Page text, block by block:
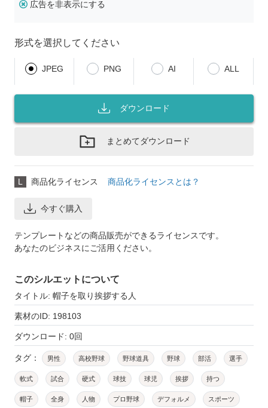
広告を非表示にする
形式を選択してください
JPEG PNG AI ALL
ダウンロード
まとめてダウンロード
L 商品化ライセンス 商品化ライセンスとは？
今すぐ購入
テンプレートなどの商品販売ができるライセンスです。
あなたのビジネスにご活用ください。
このシルエットについて
タイトル: 帽子を取り挨拶する人
素材のID: 198103
ダウンロード: 0回
タグ： 男性 高校野球 野球道具 野球 部活 選手
軟式 試合 硬式 球技 球児 挨拶 持つ
帽子 全身 人物 プロ野球 デフォルメ スポーツ